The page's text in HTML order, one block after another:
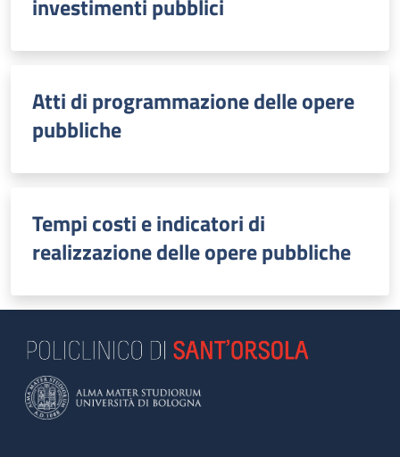
investimenti pubblici
Atti di programmazione delle opere
pubbliche
Tempi costi e indicatori di
realizzazione delle opere pubbliche